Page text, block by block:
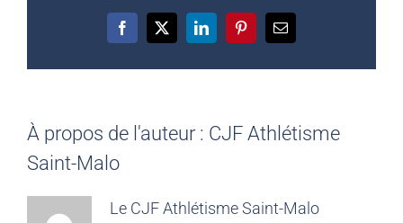
Facebook
X LinkedInPinterestEmail
À propos de l'auteur : CJF Athlétisme
Saint-Malo
Le CJF Athlétisme Saint-Malo